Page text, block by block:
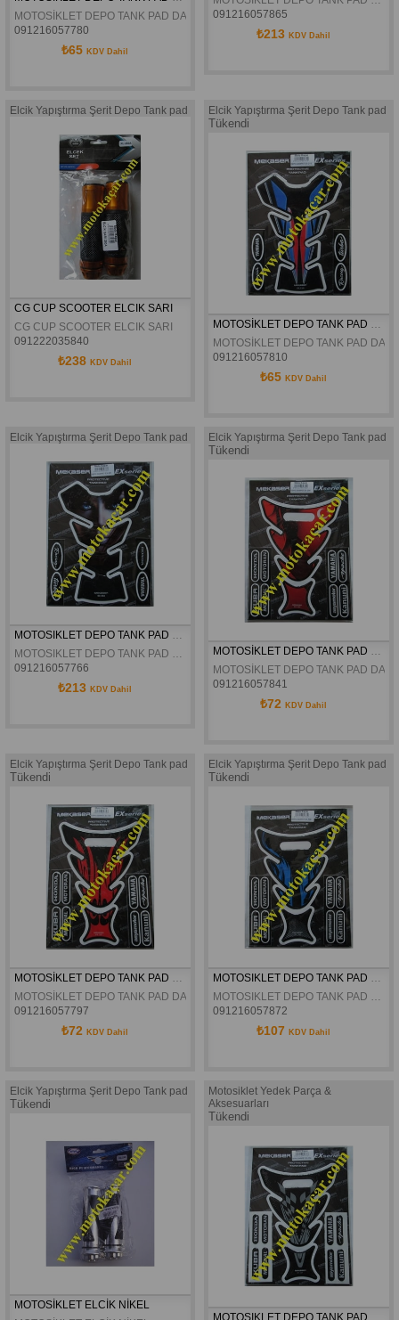
MOTOSİKLET DEPO TANK PAD DAMPET EX-171
091216057780
₺65 KDV Dahil
091216057865
₺213 KDV Dahil
Elcik Yapıştırma Şerit Depo Tank pad
CG CUP SCOOTER ELCIK SARI
CG CUP SCOOTER ELCIK SARI
091222035840
₺238 KDV Dahil
Elcik Yapıştırma Şerit Depo Tank pad
Tükendi
MOTOSİKLET DEPO TANK PAD
091216057810
₺65 KDV Dahil
Elcik Yapıştırma Şerit Depo Tank pad
091216057766
₺213 KDV Dahil
Elcik Yapıştırma Şerit Depo Tank pad
Tükendi
MOTOSİKLET DEPO TANK PAD
091216057841
₺72 KDV Dahil
Elcik Yapıştırma Şerit Depo Tank pad
Tükendi
MOTOSİKLET DEPO TANK PAD DAMPET EX-191
091216057797
₺72 KDV Dahil
Elcik Yapıştırma Şerit Depo Tank pad
Tükendi
091216057872
₺107 KDV Dahil
Elcik Yapıştırma Şerit Depo Tank pad
Tükendi
MOTOSİKLET ELCİK NİKEL
Motosiklet Yedek Parça &
Aksesuarları
Tükendi